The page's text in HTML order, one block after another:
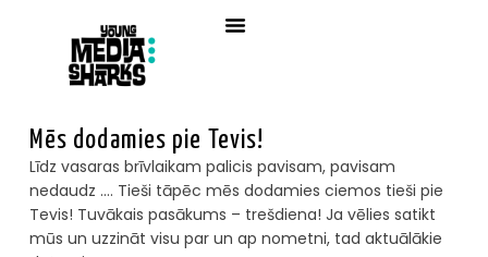
Mēs dodamies pie Tevis!
Līdz vasaras brīvlaikam palicis pavisam, pavisam
nedaudz …. Tieši tāpēc mēs dodamies ciemos tieši pie
Tevis! Tuvākais pasākums – trešdiena! Ja vēlies satikt
mūs un uzzināt visu par un ap nometni, tad aktuālākie